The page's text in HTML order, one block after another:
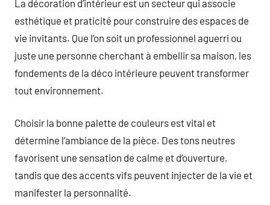
La décoration d’intérieur est un secteur qui associe
esthétique et praticité pour construire des espaces de
vie invitants. Que l’on soit un professionnel aguerri ou
juste une personne cherchant à embellir sa maison, les
fondements de la déco intérieure peuvent transformer
tout environnement.
Choisir la bonne palette de couleurs est vital et
détermine l’ambiance de la pièce. Des tons neutres
favorisent une sensation de calme et d’ouverture,
tandis que des accents vifs peuvent injecter de la vie et
manifester la personnalité.